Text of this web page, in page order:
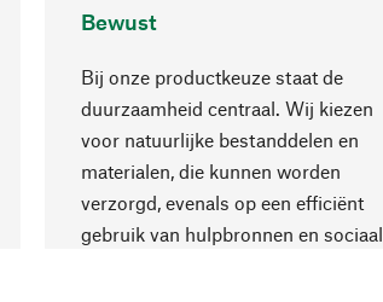
Bewust
Bij onze productkeuze staat de
duurzaamheid centraal. Wij kiezen
voor natuurlijke bestanddelen en
materialen, die kunnen worden
verzorgd, evenals op een efficiënt
gebruik van hulpbronnen en sociaal